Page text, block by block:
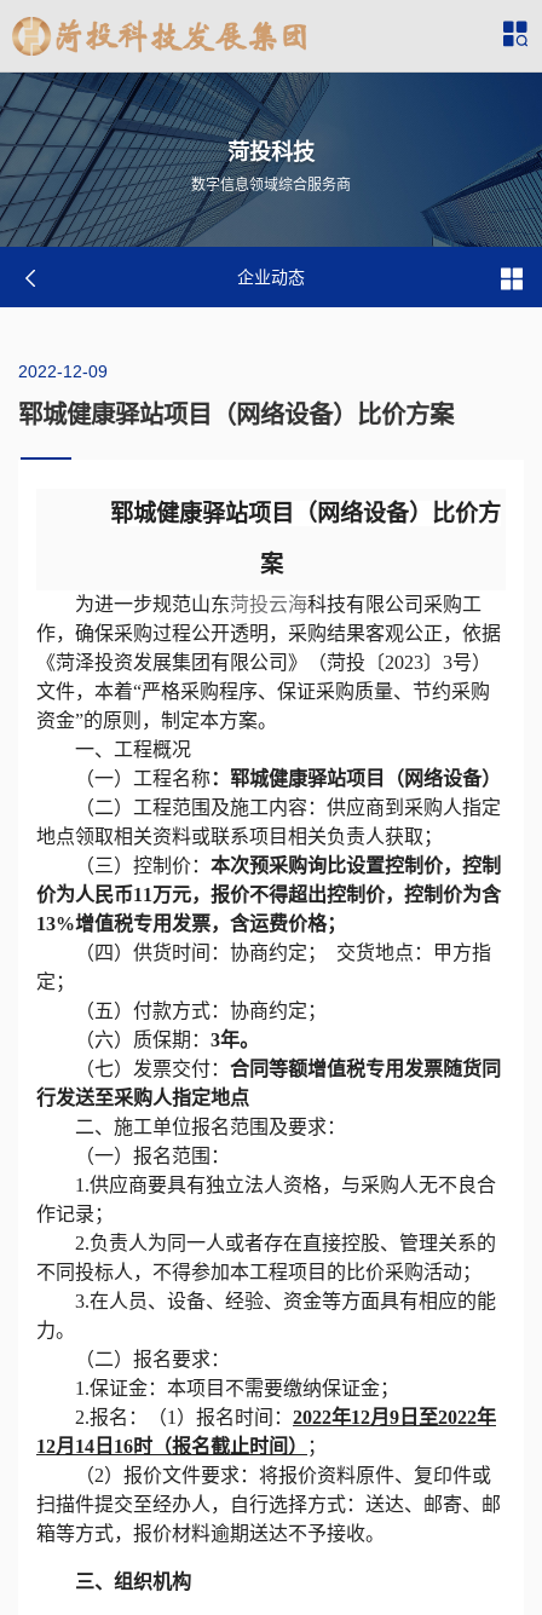
菏投科技
数字信息领域综合服务商
企业动态
2022-12-09
郓城健康驿站项目（网络设备）比价方案
郓城健康驿站项目 （网络设备）
比价方
案
为进一步规范山东菏投云海科技有限公司采购工
作，确保采购过程公开透明，采购结果客观公正，依据
《菏泽投资发展集团有限公司》（菏投〔2023〕3号）
文件，本着“严格采购程序、保证采购质量、节约采购
资金”的原则，制定本方案。
一、工程概况
（一）工程名称： 郓城健康驿站项目（ 网络设备）
（二）工程范围及施工内容：供应商到采购人指定
地点领取相关资料或联系项目相关负责人获取；
（三）控制价： 本次预采购询比设置控制价，控制
价为人民币11万元，报价不得超出控制价，控制价为含
13%增值税专用发票，含运费价格；
（四）供货时间：协商约定；
交货地点：甲方指
定；
（五）付款方式：协商约定；
（六）质保期： 3年。
（七）发票交付： 合同等额增值税专用发票随货同
行发送至采购人指定地点
二、施工单位报名范围及要求：
（一）报名范围：
1.供应商要具有独立法人资格，与采购人无不良合
作记录；
2.负责人为同一人或者存在直接控股、管理关系的
不同投标人，不得参加本工程项目的比价采购活动；
3.在人员、设备、经验、资金等方面具有相应的能
力。
（二）报名要求：
1.保证金：本项目不需要缴纳保证金；
2.报名：（1）报名时间： 2022年12月 9 日至2022年
12月 14 日 16时（报名截止时间）
；
（2）报价文件要求：将报价资料原件、复印件或
扫描件提交至经办人，自行选择方式：送达、邮寄、邮
箱等方式，报价材料逾期送达不予接收。
三、组织机构